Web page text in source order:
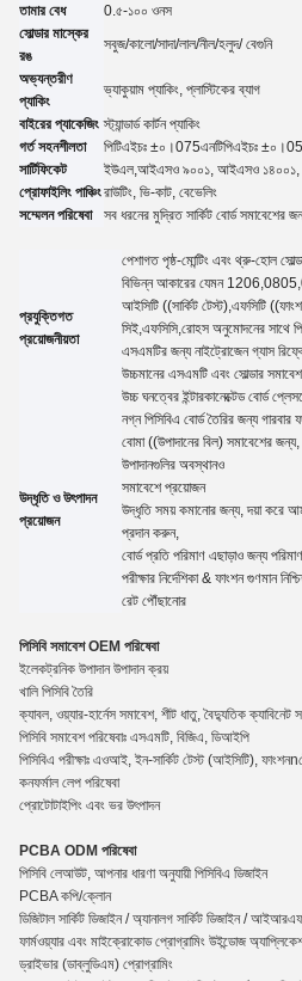
তামার বেধ
0.৫-১০০ ওনস
সোল্ডার মাস্কের
রঙ
সবুজ/কালো/সাদা/লাল/নীল/হলুদ/ বেগুনি
অভ্যন্তরীণ
প্যাকিং
ভ্যাকুয়াম প্যাকিং, প্লাস্টিকের ব্যাগ
বাইরের প্যাকেজিং স্ট্যান্ডার্ড কার্টন প্যাকিং
গর্ত সহনশীলতা
পিটিএইচঃ ±০।075এনটিপিএইচঃ ±০।05
সার্টিফিকেট
ইউএল, আইএসও ৯০০১, আইএসও ১৪০০১,
প্রোফাইলিং পাঞ্চিংরাউটিং, ভি-কাট, বেভেলিং
সম্মেলন পরিষেবা
সব ধরনের মুদ্রিত সার্কিট বোর্ড সমাবেশের
প্রযুক্তিগত
প্রয়োজনীয়তা
পেশাগত পৃষ্ঠ-মোন্টিং এবং থ্রু-হোল
বিভিন্ন আকারের যেমন
আইসিটি ((সার্কিট টেস্ট),এফসিটি
সিই,এফসিসি,রোহস অনুমোদনের সাথে
এসএমটির জন্য নাইট্রোজেন গ্যাস
উচ্চমানের এসএমটি এবং সোল্ডার
উচ্চ ঘনত্বের ইন্টারকানেক্টেড বোর্ড
উদ্ধৃতি ও উৎপাদন
প্রয়োজন
নগ্ন পিসিবিএ বোর্ড তৈরির জন্য গারবার
বোমা ((উপাদানের বিল) সমাবেশের
উপাদানগুলির অবস্থানও
সমাবেশে প্রয়োজন
উদ্ধৃতি সময় কমানোর জন্য, দয়া করে
প্রদান করুন,
বোর্ড প্রতি পরিমাণ এছাড়াও জন্য পরিমাণ
পরীক্ষার নির্দেশিকা & ফাংশন গুণমান
রেট পৌঁছানোর
পিসিবি সমাবেশ OEM পরিষেবা
ইলেকট্রনিক উপাদান উপাদান ক্রয়
খালি পিসিবি তৈরি
ক্যাবল, ওয়্যার-হার্নেস সমাবেশ, শীট ধাতু, বৈদ্যুতিক ক্যাবিনেট
পিসিবি সমাবেশ পরিষেবাঃ এসএমটি, বিজিএ, ডিআইপি
পিসিবিএ পরীক্ষাঃ এওআই, ইন-সার্কিট টেস্ট (আইসিটি), ফাংশনn
কনফর্মাল লেপ পরিষেবা
প্রোটোটাইপিং এবং ভর উৎপাদন
PCBA ODM পরিষেবা
পিসিবি লেআউট, আপনার ধারণা অনুযায়ী পিসিবিএ ডিজাইন
PCBA কপি/ক্লোন
ডিজিটাল সার্কিট ডিজাইন / অ্যানালগ সার্কিট ডিজাইন /
ফার্মওয়্যার এবং মাইক্রোকোড প্রোগ্রামিং উইন্ডোজ
ড্রাইভার (ডাব্লুডিএম) প্রোগ্রামিং